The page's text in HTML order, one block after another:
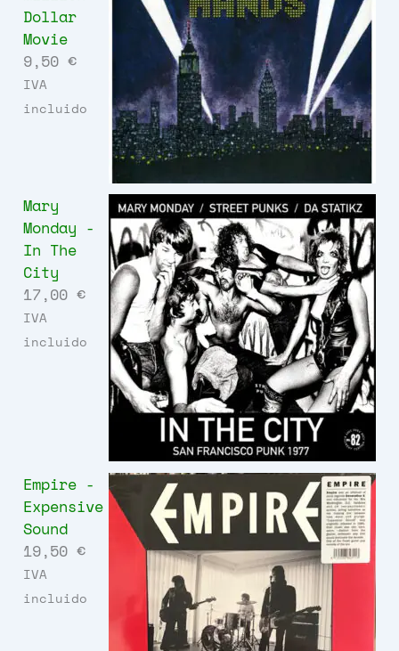
Dollar
Movie
9,50€
IVA
incluido
Mary
Monday -
In The
City
17,00€
IVA
incluido
Empire -
Expensive
Sound
19,50€
IVA
incluido